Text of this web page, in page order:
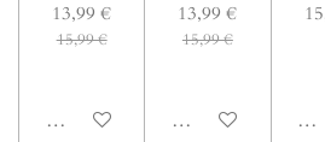
13,99 €
15,99 €
In den Warenkorb
13,99 €
15,99 €
In den Warenkorb